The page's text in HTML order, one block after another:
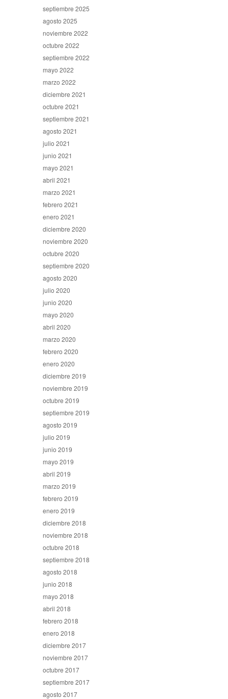
septiembre 2025
agosto 2025
noviembre 2022
octubre 2022
septiembre 2022
mayo 2022
marzo 2022
diciembre 2021
octubre 2021
septiembre 2021
agosto 2021
julio 2021
junio 2021
mayo 2021
abril 2021
marzo 2021
febrero 2021
enero 2021
diciembre 2020
noviembre 2020
octubre 2020
septiembre 2020
agosto 2020
julio 2020
junio 2020
mayo 2020
abril 2020
marzo 2020
febrero 2020
enero 2020
diciembre 2019
noviembre 2019
octubre 2019
septiembre 2019
agosto 2019
julio 2019
junio 2019
mayo 2019
abril 2019
marzo 2019
febrero 2019
enero 2019
diciembre 2018
noviembre 2018
octubre 2018
septiembre 2018
agosto 2018
junio 2018
mayo 2018
abril 2018
febrero 2018
enero 2018
diciembre 2017
noviembre 2017
octubre 2017
septiembre 2017
agosto 2017